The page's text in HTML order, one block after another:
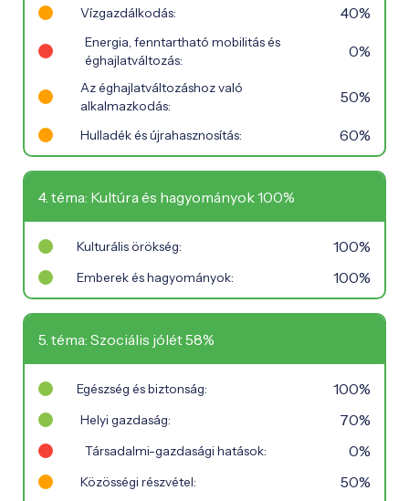
Vízgazdálkodás: 40%
Energia, fenntartható mobilitás és
éghajlatváltozás:
0%
Az éghajlatváltozáshoz való
alkalmazkodás:
50%
Hulladék és újrahasznosítás: 60%
4. téma: Kultúra és hagyományok 100%
Kulturális örökség: 100%
Emberek és hagyományok: 100%
5. téma: Szociális jólét 58%
Egészség és biztonság: 100%
Helyi gazdaság: 70%
Társadalmi-gazdasági hatások: 0%
Közösségi részvétel: 50%